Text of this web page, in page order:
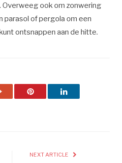
ook om zonwering
parasol of pergola om een
ontsnappen aan de hitte.
Google+ Pinterest LinkedIn
NEXT ARTICLE